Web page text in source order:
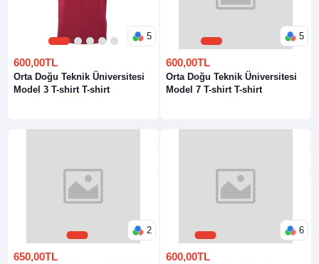
1 2 3 4 5
5
600,00TL
Orta Doğu Teknik Üniversitesi
Model 3 T-shirt T-shirt
1
5
600,00TL
Orta Doğu Teknik Üniversitesi
Model 7 T-shirt T-shirt
1
2
650,00TL
1
6
600,00TL